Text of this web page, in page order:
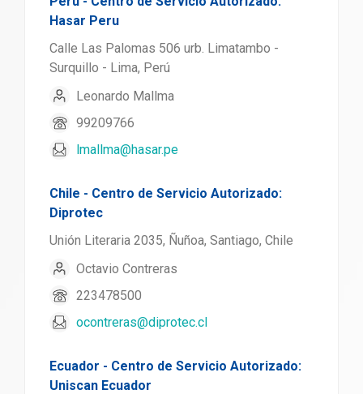
Hasar Peru
Calle Las Palomas 506 urb. Limatambo -
Surquillo - Lima, Perú
Leonardo Mallma
99209766
lmallma@hasar.pe
Chile - Centro de Servicio Autorizado:
Diprotec
Unión Literaria 2035, Ñuñoa, Santiago, Chile
Octavio Contreras
223478500
ocontreras@diprotec.cl
Ecuador - Centro de Servicio Autorizado:
Uniscan Ecuador